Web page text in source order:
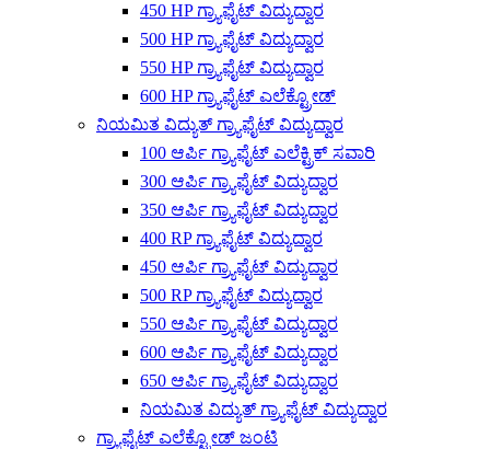
450 HP ಗ್ರ್ಯಾಫೈಟ್ ವಿದ್ಯುದ್ವಾರ
500 HP ಗ್ರ್ಯಾಫೈಟ್ ವಿದ್ಯುದ್ವಾರ
550 HP ಗ್ರ್ಯಾಫೈಟ್ ವಿದ್ಯುದ್ವಾರ
600 HP ಗ್ರ್ಯಾಫೈಟ್ ಎಲೆಕ್ಟ್ರೋಡ್
ನಿಯಮಿತ ವಿದ್ಯುತ್ ಗ್ರ್ಯಾಫೈಟ್ ವಿದ್ಯುದ್ವಾರ
100 ಆರ್ಪಿ ಗ್ರ್ಯಾಫೈಟ್ ಎಲೆಕ್ಟ್ರಿಕ್ ಸವಾರಿ
300 ಆರ್ಪಿ ಗ್ರ್ಯಾಫೈಟ್ ವಿದ್ಯುದ್ವಾರ
350 ಆರ್ಪಿ ಗ್ರ್ಯಾಫೈಟ್ ವಿದ್ಯುದ್ವಾರ
400 RP ಗ್ರ್ಯಾಫೈಟ್ ವಿದ್ಯುದ್ವಾರ
450 ಆರ್ಪಿ ಗ್ರ್ಯಾಫೈಟ್ ವಿದ್ಯುದ್ವಾರ
500 RP ಗ್ರ್ಯಾಫೈಟ್ ವಿದ್ಯುದ್ವಾರ
550 ಆರ್ಪಿ ಗ್ರ್ಯಾಫೈಟ್ ವಿದ್ಯುದ್ವಾರ
600 ಆರ್ಪಿ ಗ್ರ್ಯಾಫೈಟ್ ವಿದ್ಯುದ್ವಾರ
650 ಆರ್ಪಿ ಗ್ರ್ಯಾಫೈಟ್ ವಿದ್ಯುದ್ವಾರ
ನಿಯಮಿತ ವಿದ್ಯುತ್ ಗ್ರ್ಯಾಫೈಟ್ ವಿದ್ಯುದ್ವಾರ
ಗ್ರ್ಯಾಫೈಟ್ ಎಲೆಕ್ಟ್ರೋಡ್ ಜಂಟಿ